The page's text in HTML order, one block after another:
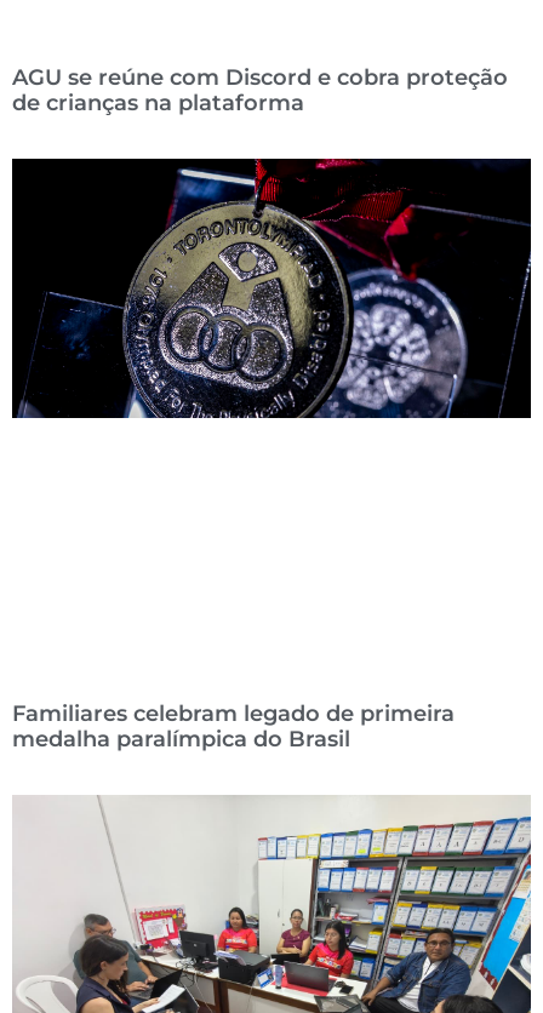
AGU se reúne com Discord e cobra proteção
de crianças na plataforma
Familiares celebram legado de primeira
medalha paralímpica do Brasil